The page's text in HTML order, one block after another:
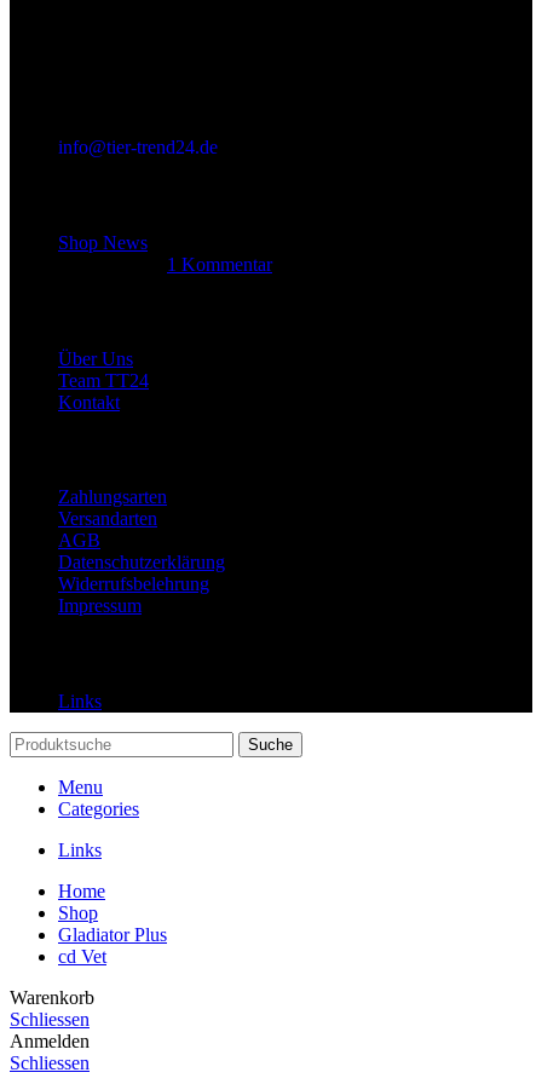
info@tier-trend24.de
Shop News
1 Kommentar
Über Uns
Team TT24
Kontakt
Zahlungsarten
Versandarten
AGB
Datenschutzerklärung
Widerrufsbelehrung
Impressum
Links
Suche
Menu
Categories
Links
Home
Shop
Gladiator Plus
cd Vet
Warenkorb
Schliessen
Anmelden
Schliessen